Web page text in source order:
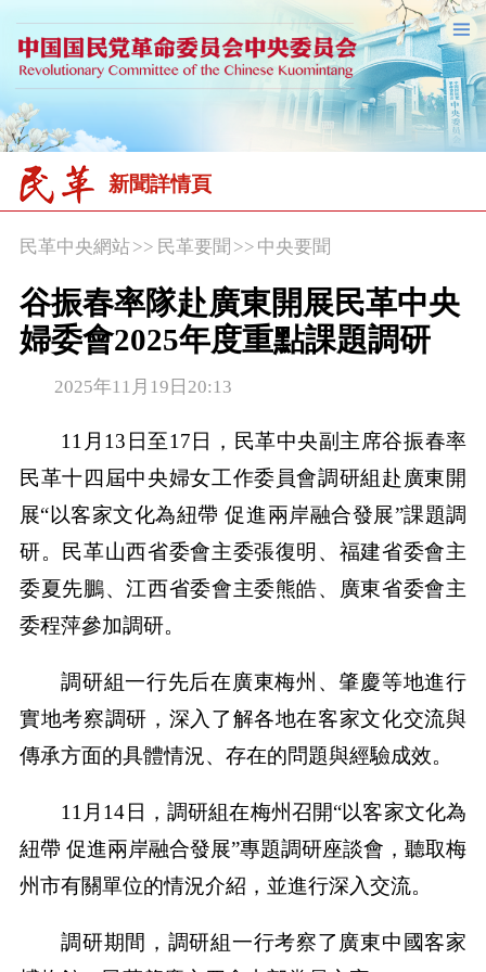
新聞詳情頁
民革中央網站>> 民革要聞 >> 中央要聞
谷振春率隊赴廣東開展民革中央
婦委會2025年度重點課題調研
2025年11月19日20:13
11月13日至17日，民革中央副主席谷振春率
民革十四屆中央婦女工作委員會調研組赴廣東開
展“以客家文化為紐帶 促進兩岸融合發展”課題調
研。民革山西省委會主委張復明、福建省委會主
委夏先鵬、江西省委會主委熊皓、廣東省委會主
委程萍參加調研。
調研組一行先后在廣東梅州、肇慶等地進行
實地考察調研，深入了解各地在客家文化交流與
傳承方面的具體情況、存在的問題與經驗成效。
11月14日，調研組在梅州召開“以客家文化為
紐帶 促進兩岸融合發展”專題調研座談會，聽取梅
州市有關單位的情況介紹，並進行深入交流。
調研期間，調研組一行考察了廣東中國客家